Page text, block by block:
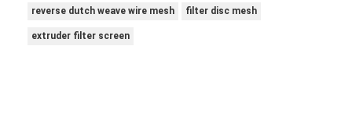
reverse dutch weave wire mesh filter disc mesh
extruder filter screen